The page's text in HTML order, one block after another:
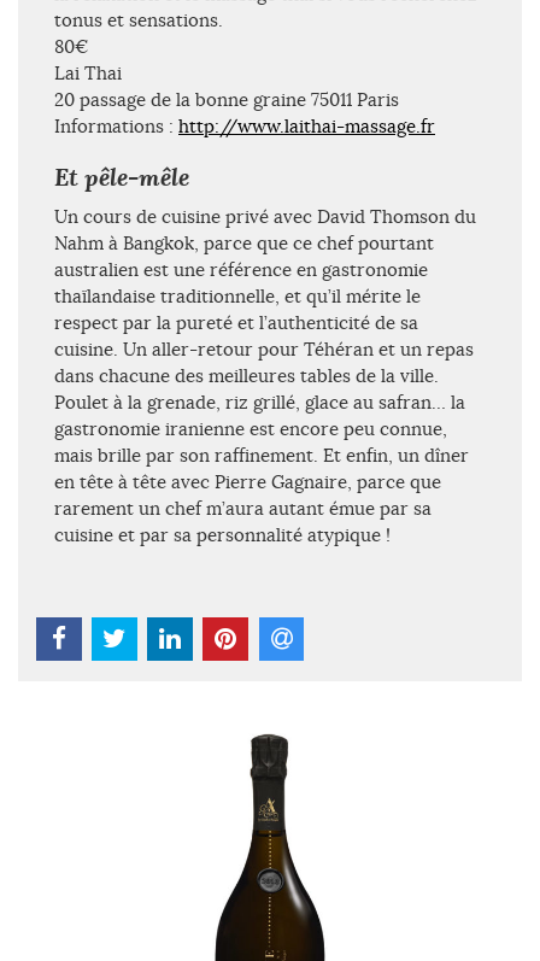
tonus et sensations.
80€
Lai Thai
20 passage de la bonne graine 75011 Paris
Informations : http://www.laithai-massage.fr
Et pêle-mêle
Un cours de cuisine privé avec David Thomson du
Nahm à Bangkok, parce que ce chef pourtant
australien est une référence en gastronomie
thaïlandaise traditionnelle, et qu’il mérite le
respect par la pureté et l’authenticité de sa
cuisine. Un aller-retour pour Téhéran et un repas
dans chacune des meilleures tables de la ville.
Poulet à la grenade, riz grillé, glace au safran… la
gastronomie iranienne est encore peu connue,
mais brille par son raffinement. Et enfin, un dîner
en tête à tête avec Pierre Gagnaire, parce que
rarement un chef m’aura autant émue par sa
cuisine et par sa personnalité atypique !